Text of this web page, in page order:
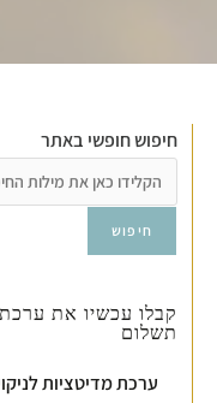
חיפוש חופשי באתר
חיפוש
קבלו עכשיו את
תשלום
ערכת מדיטציות